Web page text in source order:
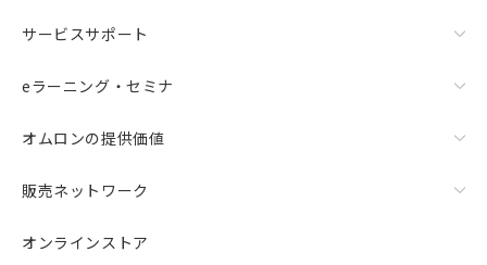
サービスサポート
eラーニング・セミナ
オムロンの提供価値
販売ネットワーク
オンラインストア